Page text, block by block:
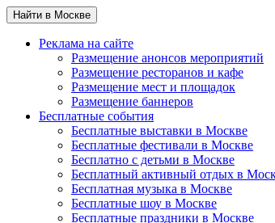
Найти в Москве
Реклама на сайте
Размещение анонсов мероприятий
Размещение ресторанов и кафе
Размещение мест и площадок
Размещение баннеров
Бесплатные события
Бесплатные выставки в Москве
Бесплатные фестивали в Москве
Бесплатно с детьми в Москве
Бесплатный активный отдых в
Бесплатная музыка в Москве
Бесплатные шоу в Москве
Бесплатные праздники в Москве